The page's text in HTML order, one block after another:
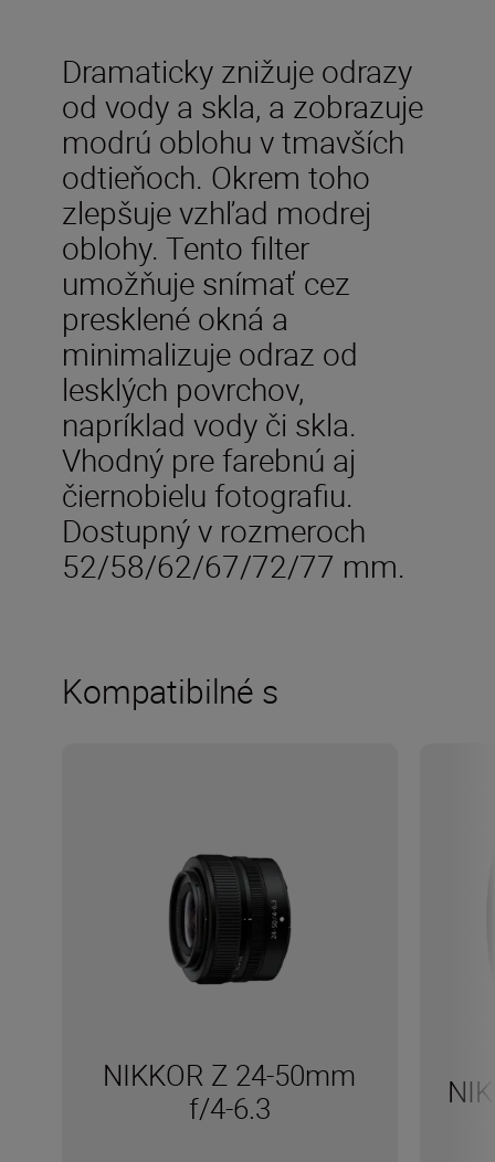
Dramaticky znižuje odrazy
od vody a skla, a zobrazuje
modrú oblohu v tmavších
odtieňoch. Okrem toho
zlepšuje vzhľad modrej
oblohy. Tento filter
umožňuje snímať cez
presklené okná a
minimalizuje odraz od
lesklých povrchov,
napríklad vody či skla.
Vhodný pre farebnú aj
čiernobielu fotografiu.
Dostupný v rozmeroch
52/58/62/67/72/77 mm.
Kompatibilné s
NIKKOR Z 24-50mm
f/4-6.3